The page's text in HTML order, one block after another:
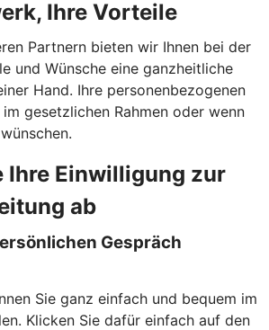
Ihre Vorteile
Partnern bieten wir Ihnen bei der
und Wünsche eine ganzheitliche
Hand. Ihre personenbezogenen
gesetzlichen Rahmen oder wenn
Ihre Einwilligung zur
ab
Gespräch
Sie ganz einfach und bequem im
Klicken Sie dafür einfach auf den